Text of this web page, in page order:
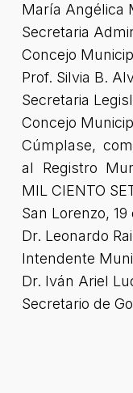
María Angélica
Secretaria
Concejo
Prof. Silvia B.
Secretaria
Concejo
Cúmplase,
al Registro
MIL CIENTO
San Lorenzo,
Dr. Leonardo
Intendente
Dr. Iván Ariel
Secretario de